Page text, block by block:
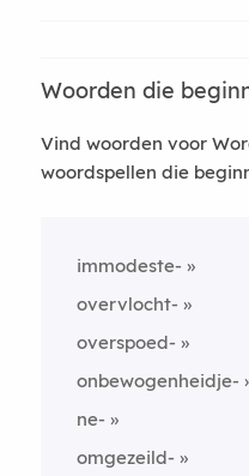
Woorden die
Vind woorden voor
woordspellen die
immodeste-
overvlocht-
overspoed-
onbewogenheidje-
ne-
omgezeild-